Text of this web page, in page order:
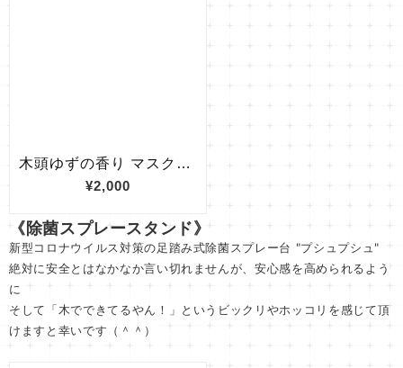
《除菌スプレースタンド》
新型コロナウイルス対策の足踏み式除菌スプレー台 "プシュプシュ"
絶対に安全とはなかなか言い切れませんが、安心感を高められるよう
に
そして「木でできてるやん！」というビックリやホッコリを感じて頂
けますと幸いです（＾＾）